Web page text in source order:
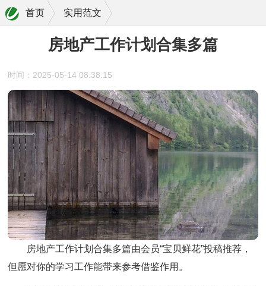
首页 实用范文
房地产工作计划合集多篇
时间：2025-05-14 08:38:15
房地产工作计划合集多篇由会员“宝贝鲜花”投稿推荐，
但愿对你的学习工作能带来参考借鉴作用。